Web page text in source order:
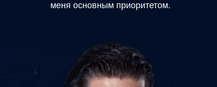
меня основным приоритетом.